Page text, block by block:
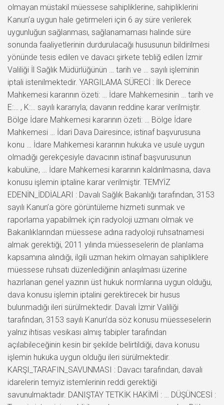
olmayan müstakil müessese sahipliklerine, sahipliklerini
Kanun’a uygun hale getirmeleri için 6 ay süre verilerek
uygunluğun sağlanması, sağlanamaması halinde süre
sonunda faaliyetlerinin durdurulacağı hususunun bildirilmesi
yönünde tesis edilen ve davacı şirkete tebliğ edilen İzmir
Valiliği İl Sağlık Müdürlüğünün … tarih ve … sayılı işleminin
iptali istenilmektedir. YARGILAMA SÜRECİ : İlk Derece
Mahkemesi kararının özeti: … İdare Mahkemesinin … tarih ve
E:… , K:… sayılı kararıyla; davanın reddine karar verilmiştir.
Bölge İdare Mahkemesi kararının özeti: … Bölge İdare
Mahkemesi … İdari Dava Dairesince; istinaf başvurusuna
konu … İdare Mahkemesi kararının hukuka ve usule uygun
olmadığı gerekçesiyle davacının istinaf başvurusunun
kabulüne, … İdare Mahkemesi kararının kaldırılmasına, dava
konusu işlemin iptaline karar verilmiştir. TEMYİZ
EDENİN_İDDİALARI : Davalı Sağlık Bakanlığı tarafından, 3153
sayılı Kanun’a göre görüntüleme hizmeti sunmak ve
raporlama yapabilmek için radyoloji uzmanı olmak ve
Bakanlıklarından müessese adına radyoloji ruhsatnamesi
almak gerektiği, 2011 yılında müesseselerin de planlama
kapsamına alındığı, ilgili uzman hekim olmayan sahipliklere
müessese ruhsatı düzenlediğinin anlaşılması üzerine
hazırlanan genel yazının üst hukuk normlarına uygun olduğu,
dava konusu işlemin iptalini gerektirecek bir husus
bulunmadığı ileri sürülmektedir. Davalı İzmir Valiliği
tarafından, 3153 sayılı Kanun’da söz konusu müesseselerin
yalnız ihtisas vesikası almış tabipler tarafından
açılabileceğinin kesin bir şekilde belirtildiği, dava konusu
işlemin hukuka uygun olduğu ileri sürülmektedir.
KARŞI_TARAFIN_SAVUNMASI : Davacı tarafından, davalı
idarelerin temyiz istemlerinin reddi gerektiği
savunulmaktadır. DANIŞTAY TETKİK HAKİMİ : … DÜŞÜNCESİ :